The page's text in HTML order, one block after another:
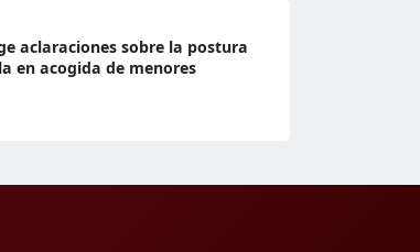
aclaraciones sobre la postura
en acogida de menores